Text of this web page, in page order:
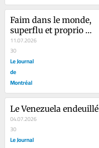
Faim dans le monde,
superflu et proprio
querelleur
11.07.2026
30
Le Journal
de
Montréal
Le Venezuela endeuillé
04.07.2026
30
Le Journal